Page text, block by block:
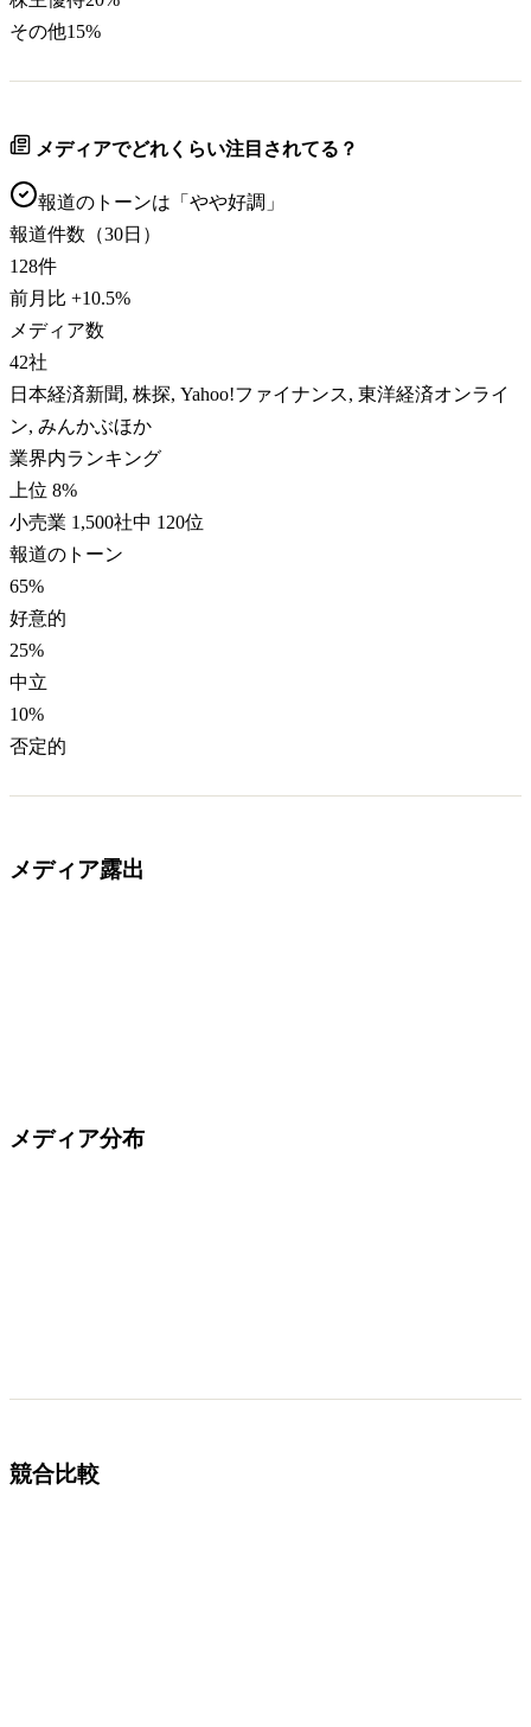
その他15%
メディアでどれくらい注目されてる？
報道のトーンは「 やや好調 」
報道件数（30日）
128件
前月比 +10.5%
メディア数
42社
日本経済新聞, 株探, Yahoo!ファイナンス, 東洋経済オンライ
ン, みんかぶほか
業界内ランキング
上位 8%
小売業 1,500社中 120位
報道のトーン
65%
好意的
25%
中立
10%
否定的
メディア露出
メディア分布
競合比較